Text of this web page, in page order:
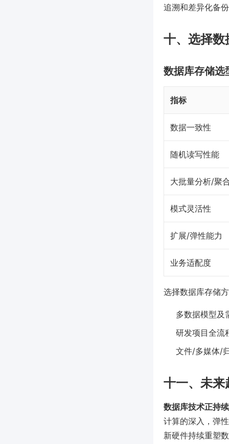
追溯和差异化备
十、选择数
数据库存储选
指标
数据一致性
随机读写性能
大批量分析/聚
模式灵活性
扩展/弹性能力
业务适配度
选择数据库存储
多数据模型及
研发项目全流
文件/多媒体/
十一、未来
数据库技术正持
计算的深入，弹
新硬件持续重塑